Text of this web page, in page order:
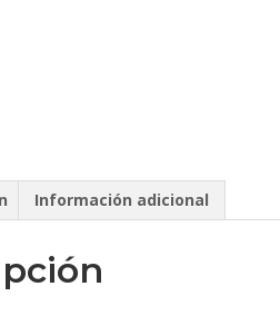
Información adicional